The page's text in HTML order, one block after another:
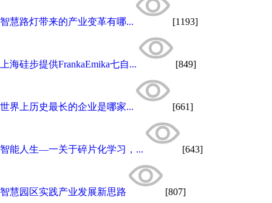
智慧路灯带来的产业变革有哪... [1193]
上海硅步提供FrankaEmika七自... [849]
世界上历史最长的企业是哪家... [661]
智能人生—一关于碎片化学习，... [643]
智慧园区实践产业发展新思路 [807]